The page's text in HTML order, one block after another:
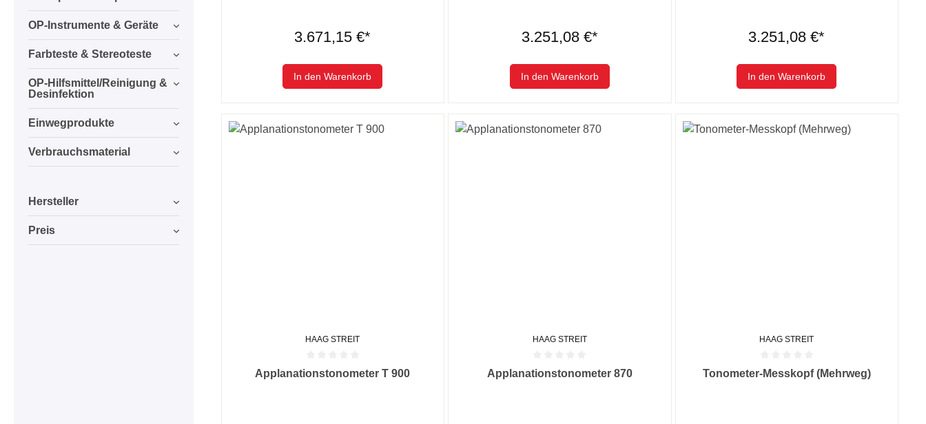
OP-Instrumente & Geräte
Farbteste & Stereoteste
OP-Hilfsmittel/Reinigung &
Desinfektion
Einwegprodukte
Verbrauchsmaterial
Hersteller
Preis
3.671,15 €*
In den Warenkorb
3.251,08 €*
In den Warenkorb
3.251,08 €*
In den Warenkorb
HAAG STREIT
Durchschnittliche Bewertung von 0 von 5 Sternen
Applanationstonometer T 900
HAAG STREIT
Durchschnittliche Bewertung von 0 von 5 Sternen
Applanationstonometer 870
HAAG STREIT
Durchschnittliche Bewertung von 0 von 5 Sternen
Tonometer-Messkopf (Mehrweg)